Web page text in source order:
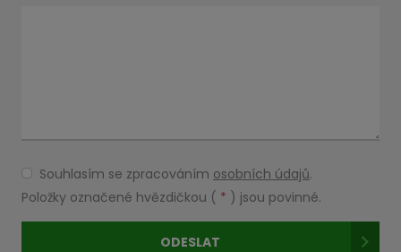
Souhlasím
se
zpracováním
osobních
Souhlasím se zpracováním osobních údajů.
Položky označené hvězdičkou ( * ) jsou povinné.
ODESLAT